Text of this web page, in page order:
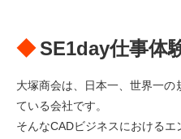
SE1day仕事体
大塚商会は、日本一、世界一の
ている会社です。
そんなCADビジネスにおける